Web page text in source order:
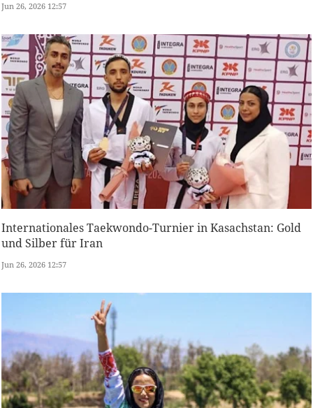
Jun 26, 2026 12:57
Internationales Taekwondo-Turnier in Kasachstan: Gold
und Silber für Iran
Jun 26, 2026 12:57